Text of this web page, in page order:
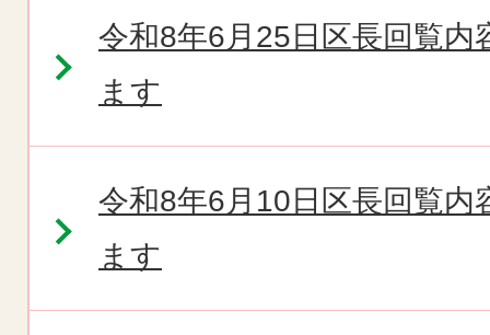
令和8年6月25日区長回覧
ます
令和8年6月10日区長回覧
ます